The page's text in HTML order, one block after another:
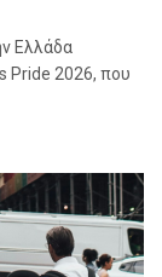
Ελλάδα
Pride 2026, που